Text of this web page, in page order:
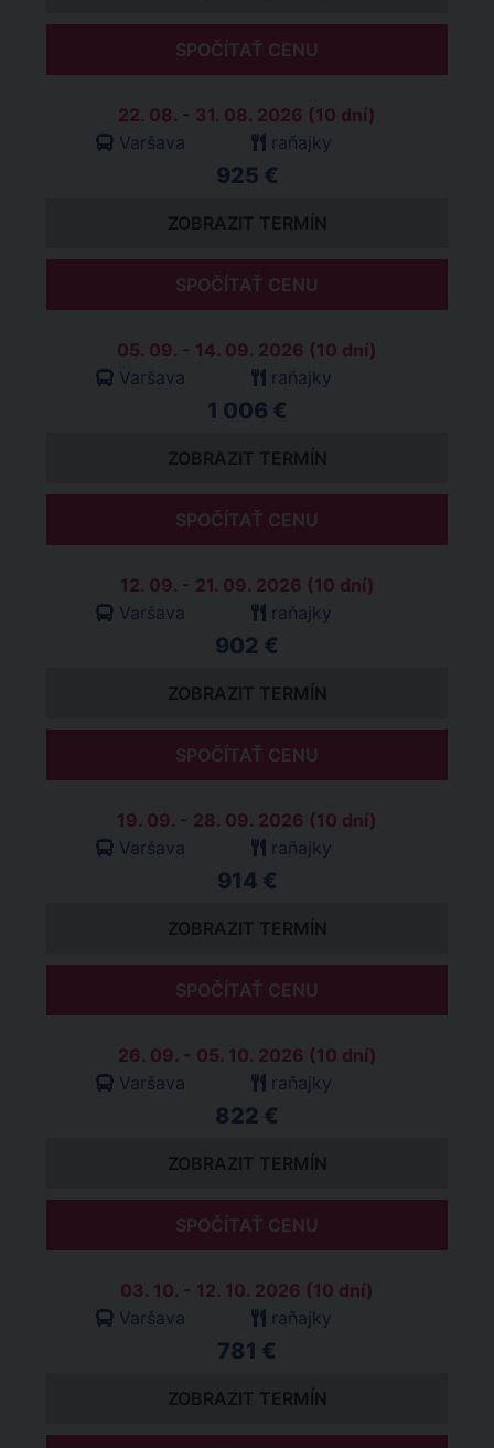
SPOČÍTAŤ CENU
22. 08. - 31. 08. 2026 (10 dní)
Varšava
raňajky
925 €
ZOBRAZIT TERMÍN
SPOČÍTAŤ CENU
05. 09. - 14. 09. 2026 (10 dní)
Varšava
raňajky
1 006 €
ZOBRAZIT TERMÍN
SPOČÍTAŤ CENU
12. 09. - 21. 09. 2026 (10 dní)
Varšava
raňajky
902 €
ZOBRAZIT TERMÍN
SPOČÍTAŤ CENU
19. 09. - 28. 09. 2026 (10 dní)
Varšava
raňajky
914 €
ZOBRAZIT TERMÍN
SPOČÍTAŤ CENU
26. 09. - 05. 10. 2026 (10 dní)
Varšava
raňajky
822 €
ZOBRAZIT TERMÍN
SPOČÍTAŤ CENU
03. 10. - 12. 10. 2026 (10 dní)
Varšava
raňajky
781 €
ZOBRAZIT TERMÍN